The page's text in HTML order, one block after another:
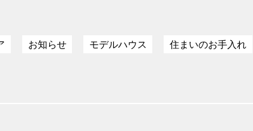
お知らせ モデルハウス 住まいのお手入れ